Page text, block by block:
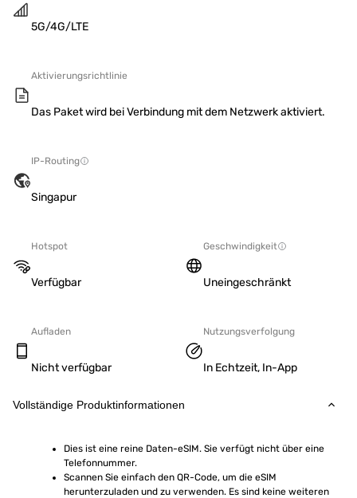
5G/4G/LTE
Aktivierungsrichtlinie
Das Paket wird bei Verbindung mit dem Netzwerk aktiviert.
IP-Routing
Singapur
Hotspot
Verfügbar
Geschwindigkeit
Uneingeschränkt
Aufladen
Nicht verfügbar
Nutzungsverfolgung
In Echtzeit, In-App
Vollständige Produktinformationen
Dies ist eine reine Daten-eSIM. Sie verfügt nicht über eine
Telefonnummer.
Scannen Sie einfach den QR-Code, um die eSIM
herunterzuladen und zu verwenden. Es sind keine weiteren